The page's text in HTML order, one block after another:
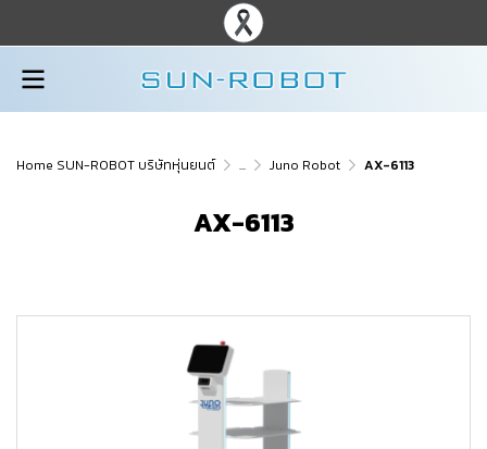
Home SUN-ROBOT บริษัทหุ่นยนต์ ... Juno Robot AX-6113
AX-6113